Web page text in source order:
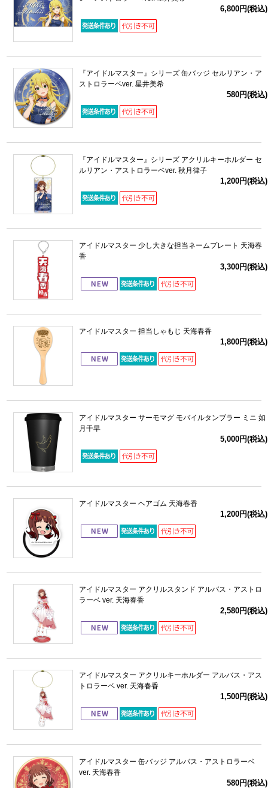
6,800円(税込)
『アイドルマスター』シリーズ 缶バッジ セルリアン・ア
ストロラーベver. 星井美希
580円(税込)
『アイドルマスター』シリーズ アクリルキーホルダー セ
ルリアン・アストロラーベver. 秋月律子
1,200円(税込)
アイドルマスター 少し大きな担当ネームプレート 天海春
香
3,300円(税込)
アイドルマスター 担当しゃもじ 天海春香
1,800円(税込)
アイドルマスター サーモマグ モバイルタンブラー ミニ 如
月千早
5,000円(税込)
アイドルマスター ヘアゴム 天海春香
1,200円(税込)
アイドルマスター アクリルスタンド アルバス・アストロ
ラーベ ver. 天海春香
2,580円(税込)
アイドルマスター アクリルキーホルダー アルバス・アス
トロラーベ ver. 天海春香
1,500円(税込)
アイドルマスター 缶バッジ アルバス・アストロラーベ
ver. 天海春香
580円(税込)